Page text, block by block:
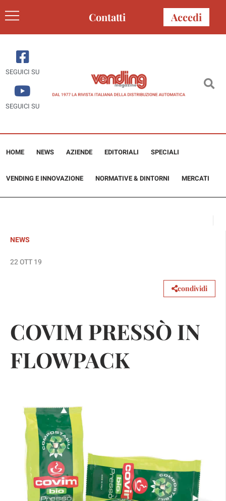
Contatti Accedi
SEGUICI SU
SEGUICI SU
HOME NEWS AZIENDE EDITORIALI SPECIALI
VENDING E INNOVAZIONE NORMATIVE & DINTORNI MERCATI
NEWS
22 OTT 19
condividi
COVIM PRESSÒ IN
FLOWPACK